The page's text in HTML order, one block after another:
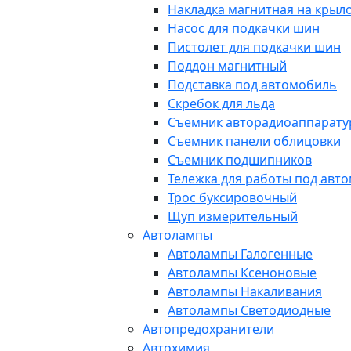
Накладка магнитная на
Насос для подкачки шин
Пистолет для подкачки шин
Поддон магнитный
Подставка под автомобиль
Скребок для льда
Съемник
Съемник панели облицовки
Съемник подшипников
Тележка для работы под
Трос буксировочный
Щуп измерительный
Автолампы
Автолампы Галогенные
Автолампы Ксеноновые
Автолампы Накаливания
Автолампы Светодиодные
Автопредохранители